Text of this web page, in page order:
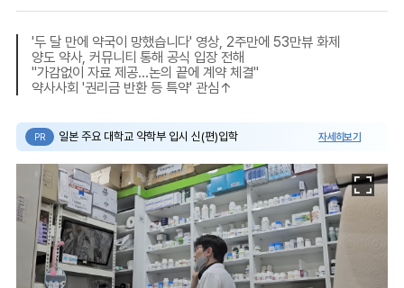
'두 달 만에 약국이 망했습니다' 영상, 2주만에 53만뷰 화제
양도 약사, 커뮤니티 통해 공식 입장 전해
"가감없이 자료 제공…논의 끝에 계약 체결"
약사사회 '권리금 반환 등 특약' 관심↑
PR 일본 주요 대학교 약학부 입시 신(편)입학 자세히보기